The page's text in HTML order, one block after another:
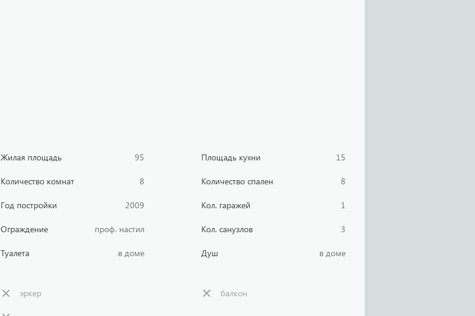
Жилая площадь 95
Количество комнат 8
Год постройки 2009
Ограждение проф. настил
Туалета в доме
Площадь кухни 15
Количество спален 8
Кол. гаражей 1
Кол. санузлов 3
Душ в доме
эркер балкон